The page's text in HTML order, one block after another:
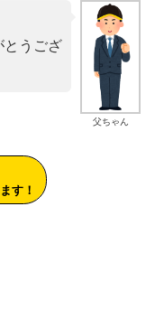
父ちゃん
とうござ
す！